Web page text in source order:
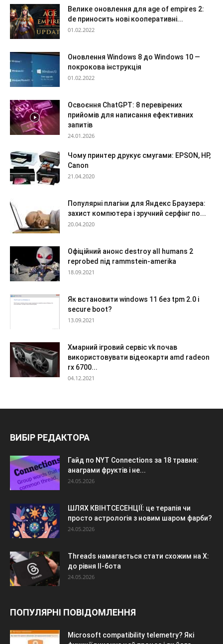
Велике оновлення для age of empires 2:
de приносить нові кооперативні...
01.02.2022
Оновлення Windows 8 до Windows 10 —
покрокова інструкція
01.02.2022
Освоєння ChatGPT: 8 перевірених
прийомів для написання ефективних
запитів
24.01.2026
Чому принтер друкує смугами: EPSON, HP,
Canon
21.04.2020
Популярні плагіни для Яндекс Браузера:
захист компютера і зручний серфінг по...
20.04.2020
Офіційний анонс destroy all humans 2
reprobed під rammstein-amerika
18.09.2021
Як встановити windows 11 без tpm 2.0 і
secure boot?
13.09.2021
Хмарний ігровий сервіс vk почав
використовувати відеокарти amd radeon
rx 6700...
04.12.2021
ВИБІР РЕДАКТОРА
Гайд по NYT Connections за 18 травня:
анаграми фруктів і не...
24.05.2026
ШЛЯХ КВІНТСЕСЕНЦІЇ: це терапія чи
просто астрологія з новим шаром фарби?
24.05.2026
Threads намагається стати схожим на X:
до рівня ІІ-бота
24.05.2026
ПОПУЛЯРНІ ПОВІДОМЛЕННЯ
Microsoft compatibility telemetry? Які